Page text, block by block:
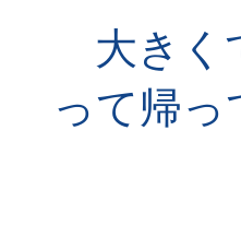
大きく
って帰っ